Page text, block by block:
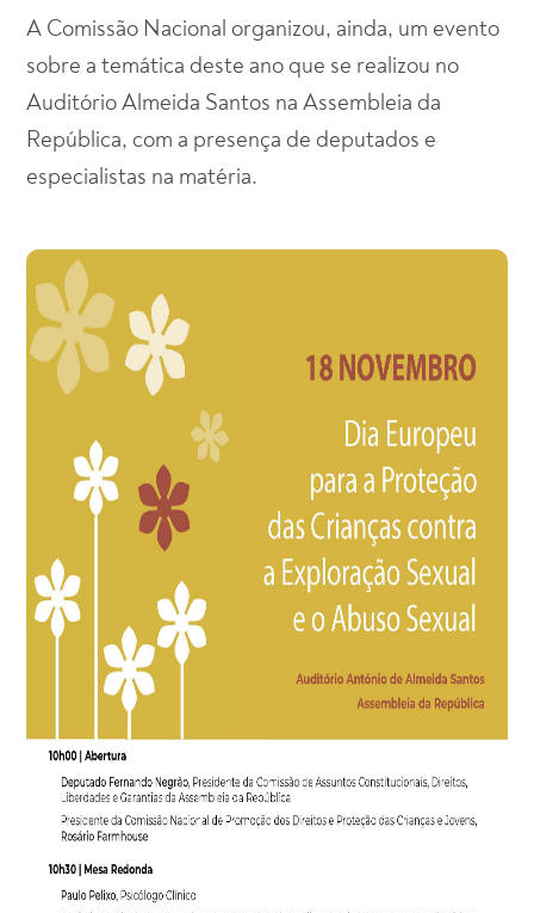
A Comissão Nacional organizou, ainda, um evento
sobre a temática deste ano que se realizou no
Auditório Almeida Santos na Assembleia da
República, com a presença de deputados e
especialistas na matéria.